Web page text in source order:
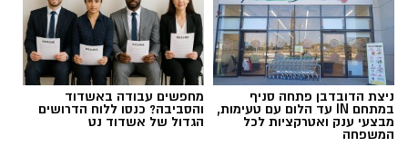
ניצת הדובדבן פתחה סניף
במתחם IN עד הלום עם טעימות,
מבצעי ענק ואטרקציות לכל
המשפחה
מחפשים עבודה באשדוד
והסביבה? כנסו ללוח הדרושים
הגדול של אשדוד נט